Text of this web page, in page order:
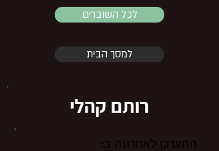
לכל השוברים
למסך הבית
רותם קהלי
התעדכן לאחרונה ב: